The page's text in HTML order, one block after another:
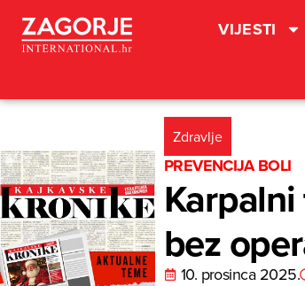
VIJESTI
Zdravlje
PREVENCIJA BOLI
bez
10. prosinca 2025.